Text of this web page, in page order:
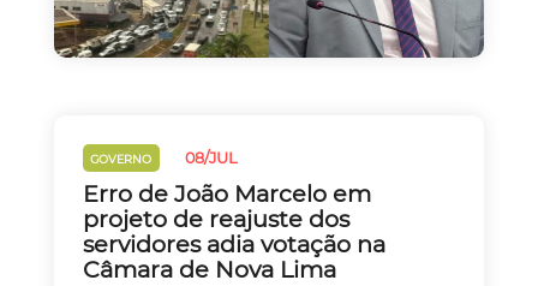
GOVERNO 08/JUL
Erro de João Marcelo em
projeto de reajuste dos
servidores adia votação na
Câmara de Nova Lima